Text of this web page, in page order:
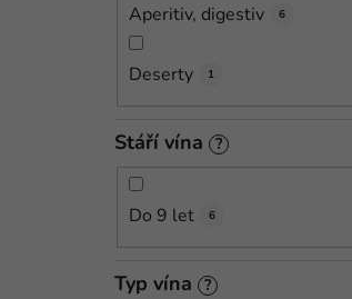
Aperitiv, digestiv 6
Deserty 1
Stáří vína ?
Do 9 let 6
Typ vína ?